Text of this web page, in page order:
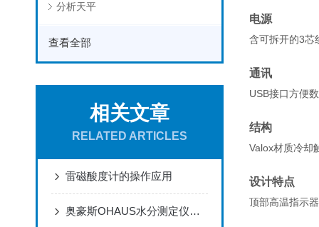
分析天平
查看全部
相关文章
RELATED ARTICLES
雷磁酸度计的操作应用
奥豪斯OHAUS水分测定仪MB23使用指南
电源
含可拆开的3芯
通讯
USB接口方便
结构
Valox材质冷却
设计特点
顶部高温指示